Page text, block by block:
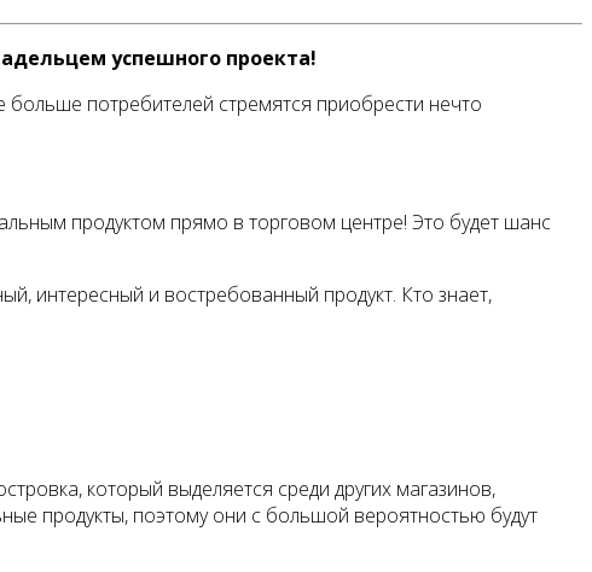
успешного проекта!
потребителей стремятся приобрести нечто
продуктом прямо в торговом центре! Это будет шанс
интересный и востребованный продукт. Кто знает,
который выделяется среди других магазинов,
продукты, поэтому они с большой вероятностью будут